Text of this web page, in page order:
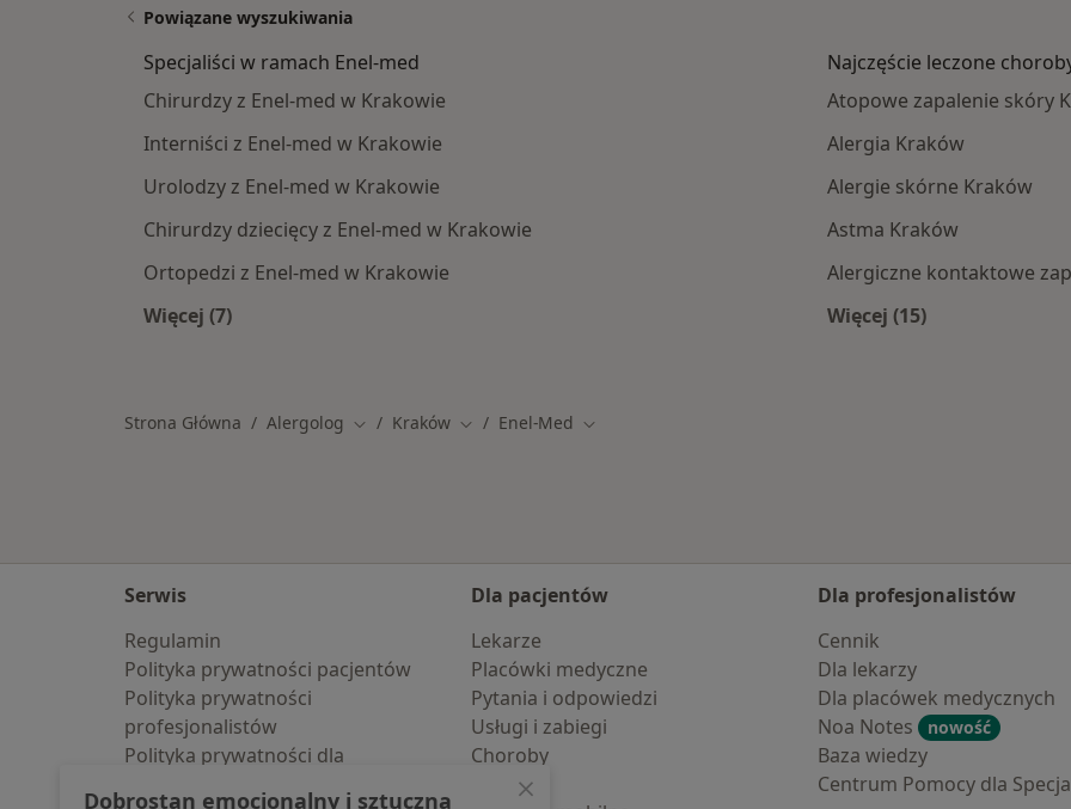
Powiązane wyszukiwania
Specjaliści w ramach Enel-med
Chirurdzy z Enel-med w Krakowie
Interniści z Enel-med w Krakowie
Urolodzy z Enel-med w Krakowie
Chirurdzy dziecięcy z Enel-med w Krakowie
Ortopedzi z Enel-med w Krakowie
Więcej (7)
Najczęście leczone
Atopowe zapalenie skóry
Alergia Kraków
Alergie skórne Kraków
Astma Kraków
Alergiczne kontaktowe
Więcej (15)
Strona Główna Alergolog Zmień miasto
Kraków Zmień miasto
Enel-Med Zmień miasto
Serwis
Regulamin
Polityka prywatności pacjentów
Polityka prywatności
profesjonalistów
Polityka prywatności dla
Dla pacjentów
Lekarze
Placówki medyczne
Pytania i odpowiedzi
Usługi i zabiegi
Choroby
Pomoc
Dla profesjonalistów
Cennik
Dla lekarzy
Dla placówek medycznych
Noa Notes
nowość
Baza wiedzy
Centrum Pomocy dla
Dobrostan emocjonalny i sztuczna